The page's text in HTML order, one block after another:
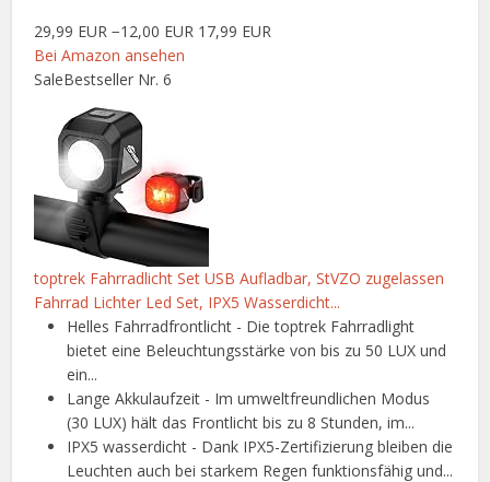
29,99 EUR −12,00 EUR 17,99 EUR
Bei Amazon ansehen
SaleBestseller Nr. 6
toptrek Fahrradlicht Set USB Aufladbar, StVZO zugelassen
Fahrrad Lichter Led Set, IPX5 Wasserdicht...
Helles Fahrradfrontlicht - Die toptrek Fahrradlight
bietet eine Beleuchtungsstärke von bis zu 50 LUX und
ein...
Lange Akkulaufzeit - Im umweltfreundlichen Modus
(30 LUX) hält das Frontlicht bis zu 8 Stunden, im...
IPX5 wasserdicht - Dank IPX5-Zertifizierung bleiben die
Leuchten auch bei starkem Regen funktionsfähig und...